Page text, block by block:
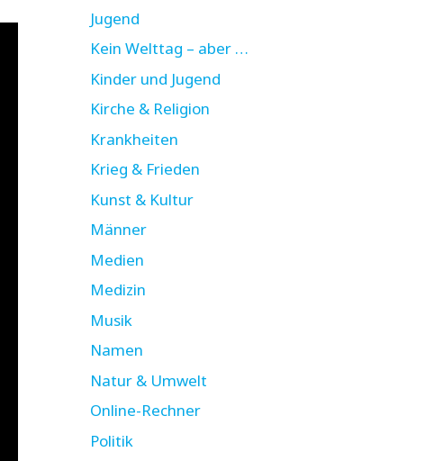
Jugend
Kein Welttag – aber …
Kinder und Jugend
Kirche & Religion
Krankheiten
Krieg & Frieden
Kunst & Kultur
Männer
Medien
Medizin
Musik
Namen
Natur & Umwelt
Online-Rechner
Politik